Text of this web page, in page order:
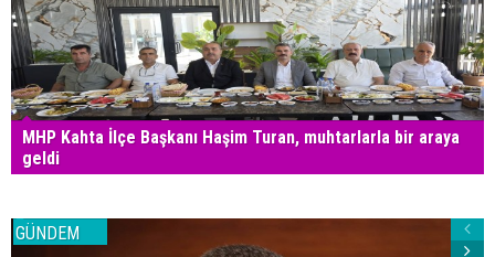
MHP Kahta İlçe Başkanı Haşim Turan, muhtarlarla bir araya
geldi
GÜNDEM